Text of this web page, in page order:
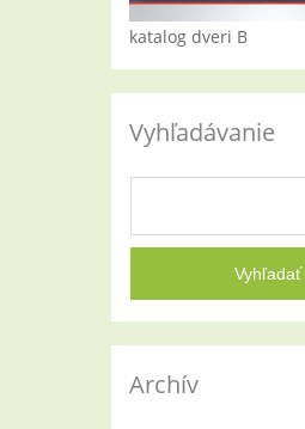
katalog dveri B
Vyhľadávanie
Archív